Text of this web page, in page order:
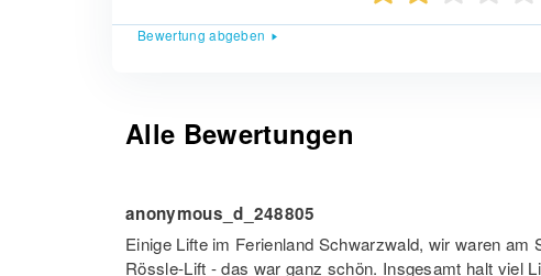
Bewertung abgeben
Alle Bewertungen
anonymous_d_248805
Einige Lifte im Ferienland Schwarzwald, wir waren
Rössle-Lift - das war ganz schön. Insgesamt halt viel